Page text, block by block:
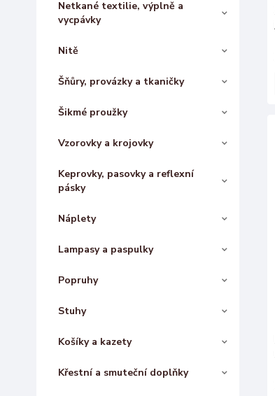
Netkané textilie, výplně a
vycpávky
Nitě
Šňůry, provázky a tkaničky
Šikmé proužky
Vzorovky a krojovky
Keprovky, pasovky a reflexní
pásky
Náplety
Lampasy a paspulky
Popruhy
Stuhy
Košíky a kazety
Křestní a smuteční doplňky